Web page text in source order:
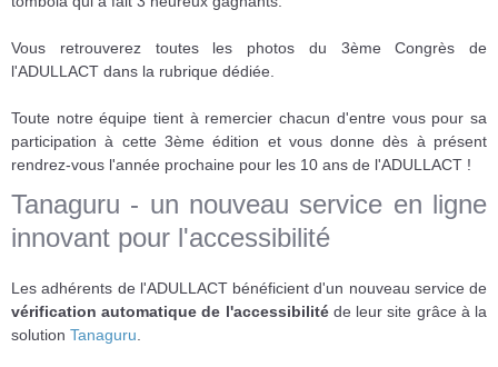
Vous retrouverez toutes les photos du 3ème Congrès de
l'ADULLACT dans la rubrique dédiée.
Toute notre équipe tient à remercier chacun d'entre vous pour sa
participation à cette 3ème édition et vous donne dès à présent
rendrez-vous l'année prochaine pour les 10 ans de l'ADULLACT !
Tanaguru - un nouveau service en ligne
innovant pour l'accessibilité
Les adhérents de l'ADULLACT bénéficient d'un nouveau service de
vérification automatique de l'accessibilitéde leur site grâce à la
solution Tanaguru